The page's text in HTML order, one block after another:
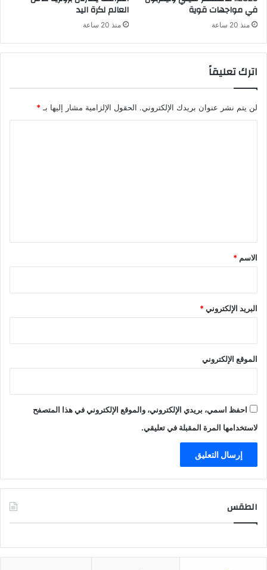
في مواجهات قوية
منذ 20 ساعة
العالم لكرة اليد
منذ 20 ساعة
اترك تعليقاً
لن يتم نشر عنوان بريدك الإلكتروني. الحقول الإلزامية مشار إليها بـ *
*
الاسم *
البريد الإلكتروني*
الموقع الإلكتروني
احفظ اسمي، بريدي الإلكتروني، والموقع الإلكتروني في هذا المتصفح
لاستخدامها المرة المقبلة في تعليقي.
الطقس